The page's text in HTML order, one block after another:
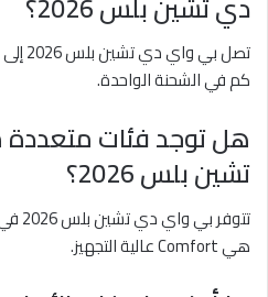
كم في الشحنة الواحدة.
هل توجد فئات
تشين بلس 2026؟
هي Comfort عالية التجهيز.